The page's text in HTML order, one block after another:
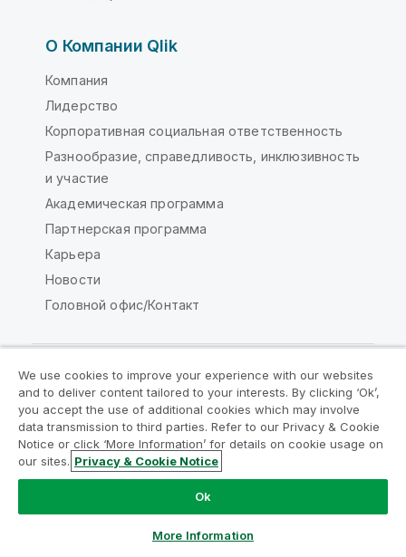
О Компании Qlik
Компания
Лидерство
Корпоративная социальная ответственность
Разнообразие, справедливость, инклюзивность
и участие
Академическая программа
Партнерская программа
Карьера
Новости
Головной офис/Контакт
Сообщество Qlik
Юридические соглашения
Условия использования продуктов
Юридические положения
We use cookies to improve your experience with our websites
and to deliver content tailored to your interests. By clicking ‘Ok’,
you accept the use of additional cookies which may involve
data transmission to third parties. Refer to our Privacy & Cookie
Notice or click ‘More Information’ for details on cookie usage on
our sites. Privacy & Cookie Notice
Ok
More Information